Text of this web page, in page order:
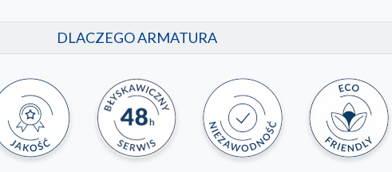
DLACZEGO ARMATURA